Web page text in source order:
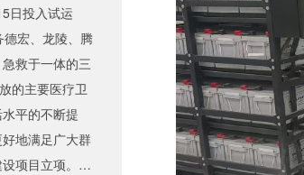
日投入试运
宏、龙陵、腾
救于一体的三
的主要医疗卫
平的不断提
地满足广大群
项目立项。解